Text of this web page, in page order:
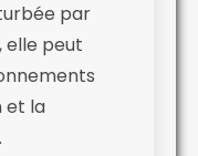
par
elle peut
et la